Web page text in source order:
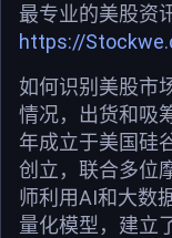
最专业的美股资
https://
如何识别美股市
情况，出货和吸
年成立于美国硅
创立，联合多位
师利用AI和大数
量化模型，建立